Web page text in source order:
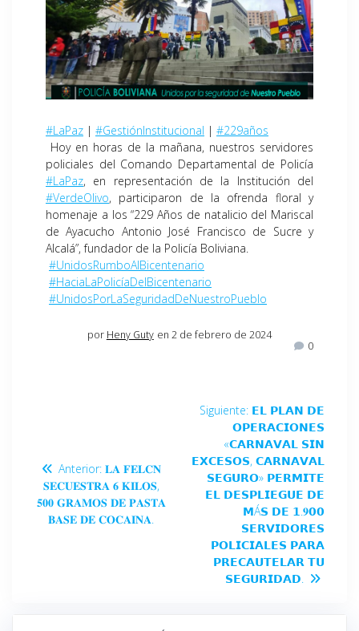
#LaPaz | #GestiónInstitucional | #229años
Hoy en horas de la mañana, nuestros servidores
policiales del Comando Departamental de Policía
#LaPaz, en representación de la Institución del
#VerdeOlivo, participaron de la ofrenda floral y
homenaje a los “229 Años de natalicio del Mariscal
de Ayacucho Antonio José Francisco de Sucre y
Alcalá”, fundador de la Policía Boliviana.
#UnidosRumboAlBicentenario
#HaciaLaPolicíaDelBicentenario
#UnidosPorLaSeguridadDeNuestroPueblo
por Heny Guty en 2 de febrero de 2024
0
Anterior: 𝐋𝐀 𝐅𝐄𝐋𝐂𝐍
𝐒𝐄𝐂𝐔𝐄𝐒𝐓𝐑𝐀 𝟔 𝐊𝐈𝐋𝐎𝐒,
𝟓𝟎𝟎 𝐆𝐑𝐀𝐌𝐎𝐒 𝐃𝐄 𝐏𝐀𝐒𝐓𝐀
𝐁𝐀𝐒𝐄 𝐃𝐄 𝐂𝐎𝐂𝐀𝐈𝐍𝐀.
Siguiente: 𝗘𝗟 𝗣𝗟𝗔𝗡 𝗗𝗘
𝗢𝗣𝗘𝗥𝗔𝗖𝗜𝗢𝗡𝗘𝗦
«𝗖𝗔𝗥𝗡𝗔𝗩𝗔𝗟 𝗦𝗜𝗡
𝗘𝗫𝗖𝗘𝗦𝗢𝗦, 𝗖𝗔𝗥𝗡𝗔𝗩𝗔𝗟
𝗦𝗘𝗚𝗨𝗥𝗢» 𝗣𝗘𝗥𝗠𝗜𝗧𝗘
𝗘𝗟 𝗗𝗘𝗦𝗣𝗟𝗜𝗘𝗚𝗨𝗘 𝗗𝗘
𝗠Á𝗦 𝗗𝗘 𝟭.𝟗𝟬𝟬
𝗦𝗘𝗥𝗩𝗜𝗗𝗢𝗥𝗘𝗦
𝗣𝗢𝗟𝗜𝗖𝗜𝗔𝗟𝗘𝗦 𝗣𝗔𝗥𝗔
𝗣𝗥𝗘𝗖𝗔𝗨𝗧𝗘𝗟𝗔𝗥 𝗧𝗨
𝗦𝗘𝗚𝗨𝗥𝗜𝗗𝗔𝗗.